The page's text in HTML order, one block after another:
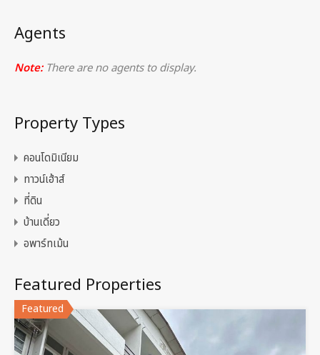
Agents
Note:There are no agents to display.
Property Types
คอนโดมิเนียม
ทาวน์เฮ้าส์
ที่ดิน
บ้านเดี่ยว
อพาร์ทเม้น
Featured Properties
Featured